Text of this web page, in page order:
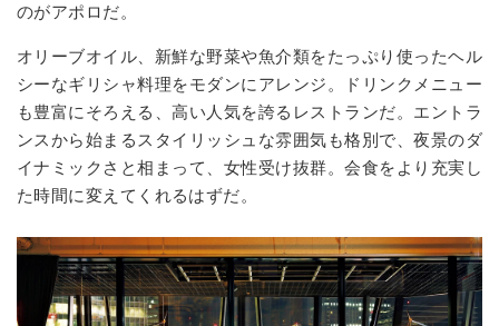
のがアポロだ。
オリーブオイル、新鮮な野菜や魚介類をたっぷり使ったヘル
シーなギリシャ料理をモダンにアレンジ。ドリンクメニュー
も豊富にそろえる、高い人気を誇るレストランだ。エントラ
ンスから始まるスタイリッシュな雰囲気も格別で、夜景のダ
イナミックさと相まって、女性受け抜群。会食をより充実し
た時間に変えてくれるはずだ。